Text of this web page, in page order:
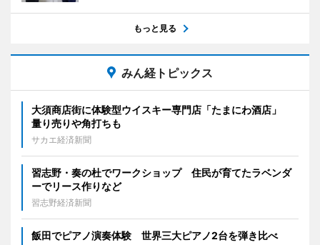
もっと見る
みん経トピックス
大須商店街に体験型ウイスキー専門店「たまにわ酒店」
量り売りや角打ちも
サカエ経済新聞
習志野・奏の杜でワークショップ 住民が育てたラベンダ
ーでリース作りなど
習志野経済新聞
飯田でピアノ演奏体験 世界三大ピアノ2台を弾き比べ